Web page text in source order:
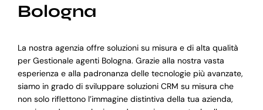
Bologna
La nostra agenzia offre soluzioni su misura e di alta qualità
per Gestionale agenti Bologna. Grazie alla nostra vasta
esperienza e alla padronanza delle tecnologie più avanzate,
siamo in grado di sviluppare soluzioni CRM su misura che
non solo riflettono l’immagine distintiva della tua azienda,